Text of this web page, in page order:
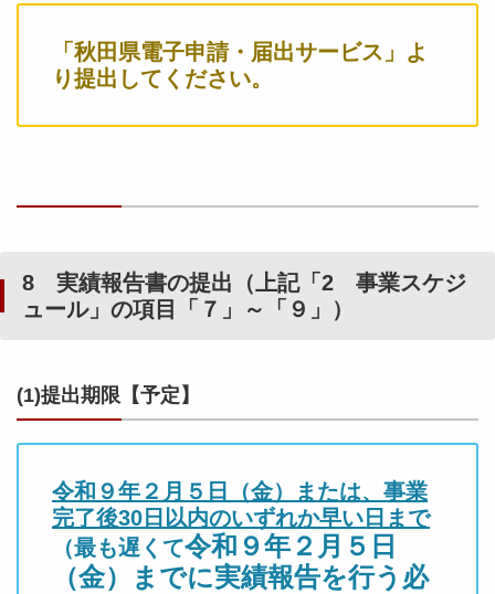
「秋田県電子申請・届出サービス」よ
り提出してください。
8 実績報告書の提出（上記「2 事業スケジ
ュール」の項目「７」～「９」）
(1)提出期限【予定】
令和９年２月５日（金）または、事業
完了後30日以内のいずれか早い日まで
（最も遅くて令和９年２月５日
（金）までに実績報告を行う必